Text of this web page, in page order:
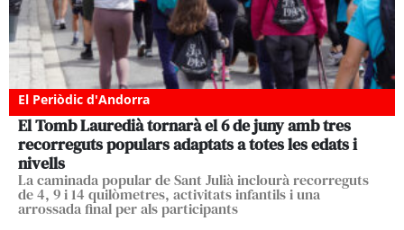
El Periòdic d'Andorra
El Tomb Lauredià tornarà el 6 de juny amb tres
recorreguts populars adaptats a totes les edats i
nivells
La caminada popular de Sant Julià inclourà recorreguts
de 4, 9 i 14 quilòmetres, activitats infantils i una
arrossada final per als participants